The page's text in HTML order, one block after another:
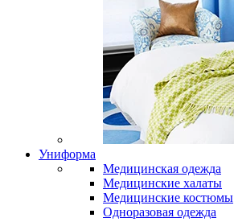
Униформа
Медицинская одежда
Медицинские халаты
Медицинские костюмы
Одноразовая одежда